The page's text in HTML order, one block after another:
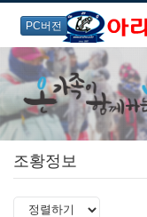
PC버전
조황정보